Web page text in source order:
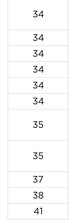
34
34
34
34
34
34
35
35
37
38
41